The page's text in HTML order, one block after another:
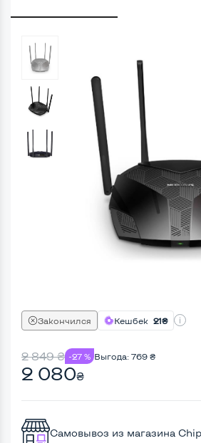
Закончился Кешбек 21₴
2 849₴ -27 % Выгода: 769 ₴
2 080₴
Самовывоз из магазина